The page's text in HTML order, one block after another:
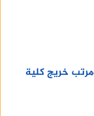
خريج كلية